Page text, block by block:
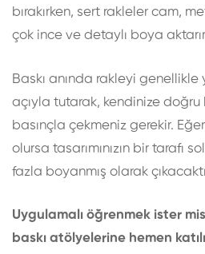
bırakırken, sert rakleler cam,
çok ince ve detaylı boya
Baskı anında rakleyi
açıyla tutarak, kendinize doğru
basınçla çekmeniz gerekir. Eğer
olursa tasarımınızın bir tarafı
fazla boyanmış olarak
Uygulamalı öğrenmek ister
baskı atölyelerine hemen